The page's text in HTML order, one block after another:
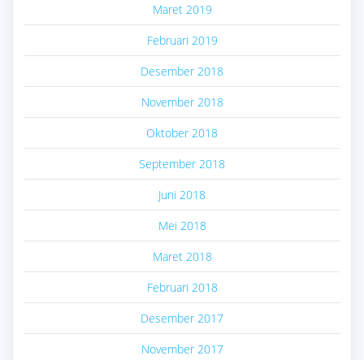
Maret 2019
Februari 2019
Desember 2018
November 2018
Oktober 2018
September 2018
Juni 2018
Mei 2018
Maret 2018
Februari 2018
Desember 2017
November 2017